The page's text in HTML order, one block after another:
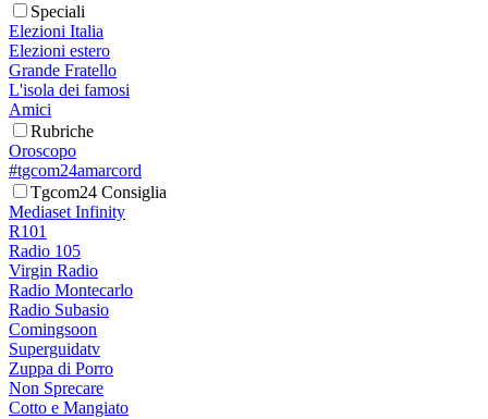
Speciali
Elezioni Italia
Elezioni estero
Grande Fratello
L'isola dei famosi
Amici
Rubriche
Oroscopo
#tgcom24amarcord
Tgcom24 Consiglia
Mediaset Infinity
R101
Radio 105
Virgin Radio
Radio Montecarlo
Radio Subasio
Comingsoon
Superguidatv
Zuppa di Porro
Non Sprecare
Cotto e Mangiato